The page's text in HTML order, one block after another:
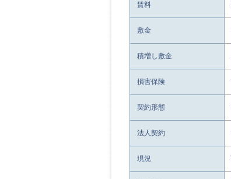
賃料
敷金
積増し敷金
損害保険
契約形態
法人契約
現況